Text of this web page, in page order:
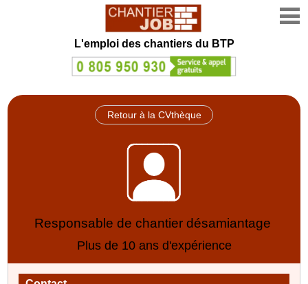
L'emploi des chantiers du BTP
Retour à la CVthèque
Responsable de chantier désamiantage
Plus de 10 ans d'expérience